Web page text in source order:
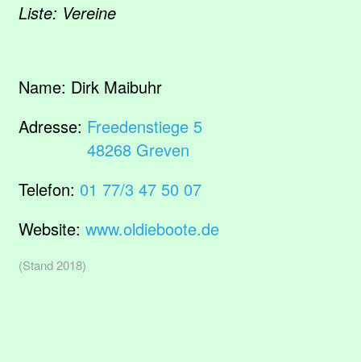
Liste: Vereine
Name: Dirk Maibuhr
Adresse: Freedenstiege 5
48268 Greven
Telefon: 01 77/3 47 50 07
Website: www.oldieboote.de
(Stand 2018)